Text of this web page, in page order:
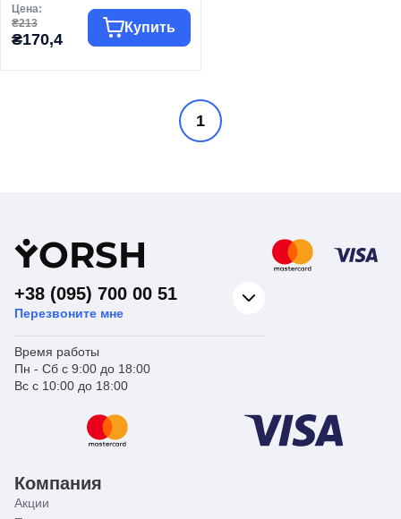
Цена:
₴213
₴170,4
Купить
UNIPAK
Пакля
Пакля
1
YORSH
+38 (095) 700 00 51
Перезвоните мне
Время работы
Пн - Сб с 9:00 до 18:00
Вс с 10:00 до 18:00
Компания
Акции